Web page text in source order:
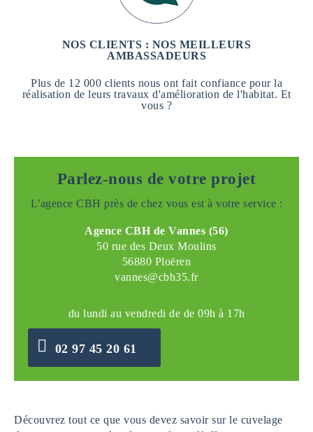
NOS CLIENTS : NOS MEILLEURS
AMBASSADEURS
Plus de 12 000 clients nous ont fait confiance pour la
réalisation de leurs travaux d'amélioration de l'habitat. Et
vous ?
Parlez-nous de votre projet
L'agence CBH près de chez vous est à votre service :
Agence CBH de Vannes (56)
50 rue des Deux Moulins
56880 Ploëren
vannes@cbh35.fr
du lundi au vendredi de de 09h à 17h
02 97 45 20 61
Découvrez tout ce que vous devez savoir sur le cuvelage